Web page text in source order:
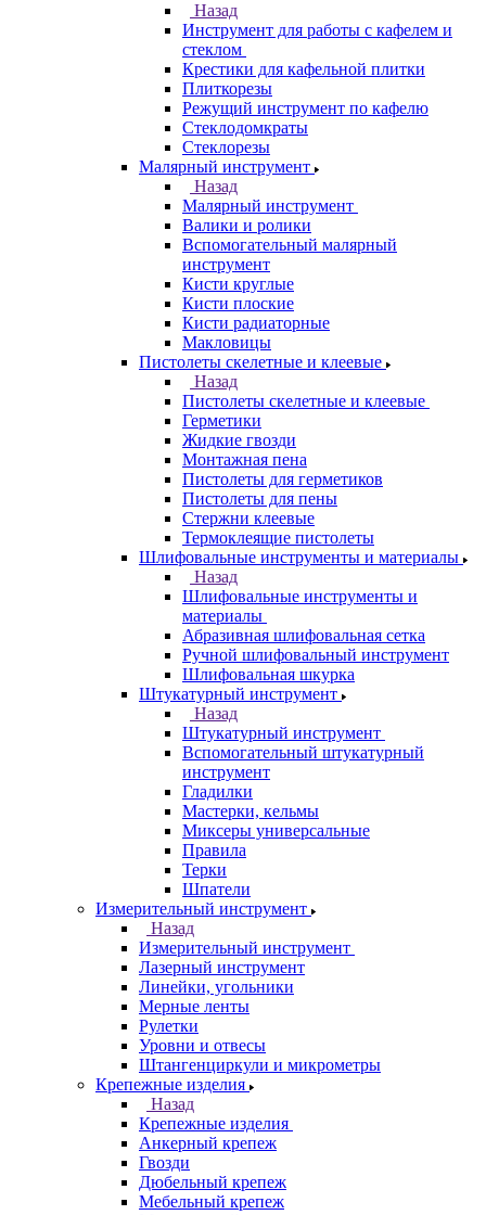
Назад
Инструмент для работы с кафелем и
стеклом
Крестики для кафельной плитки
Плиткорезы
Режущий инструмент по кафелю
Стеклодомкраты
Стеклорезы
Малярный инструмент
Назад
Малярный инструмент
Валики и ролики
Вспомогательный малярный
инструмент
Кисти круглые
Кисти плоские
Кисти радиаторные
Макловицы
Пистолеты скелетные и клеевые
Назад
Пистолеты скелетные и клеевые
Герметики
Жидкие гвозди
Монтажная пена
Пистолеты для герметиков
Пистолеты для пены
Стержни клеевые
Термоклеящие пистолеты
Шлифовальные инструменты и материалы
Назад
Шлифовальные инструменты и
материалы
Абразивная шлифовальная сетка
Ручной шлифовальный инструмент
Шлифовальная шкурка
Штукатурный инструмент
Назад
Штукатурный инструмент
Вспомогательный штукатурный
инструмент
Гладилки
Мастерки, кельмы
Миксеры универсальные
Правила
Терки
Шпатели
Измерительный инструмент
Назад
Измерительный инструмент
Лазерный инструмент
Линейки, угольники
Мерные ленты
Рулетки
Уровни и отвесы
Штангенциркули и микрометры
Крепежные изделия
Назад
Крепежные изделия
Анкерный крепеж
Гвозди
Дюбельный крепеж
Мебельный крепеж